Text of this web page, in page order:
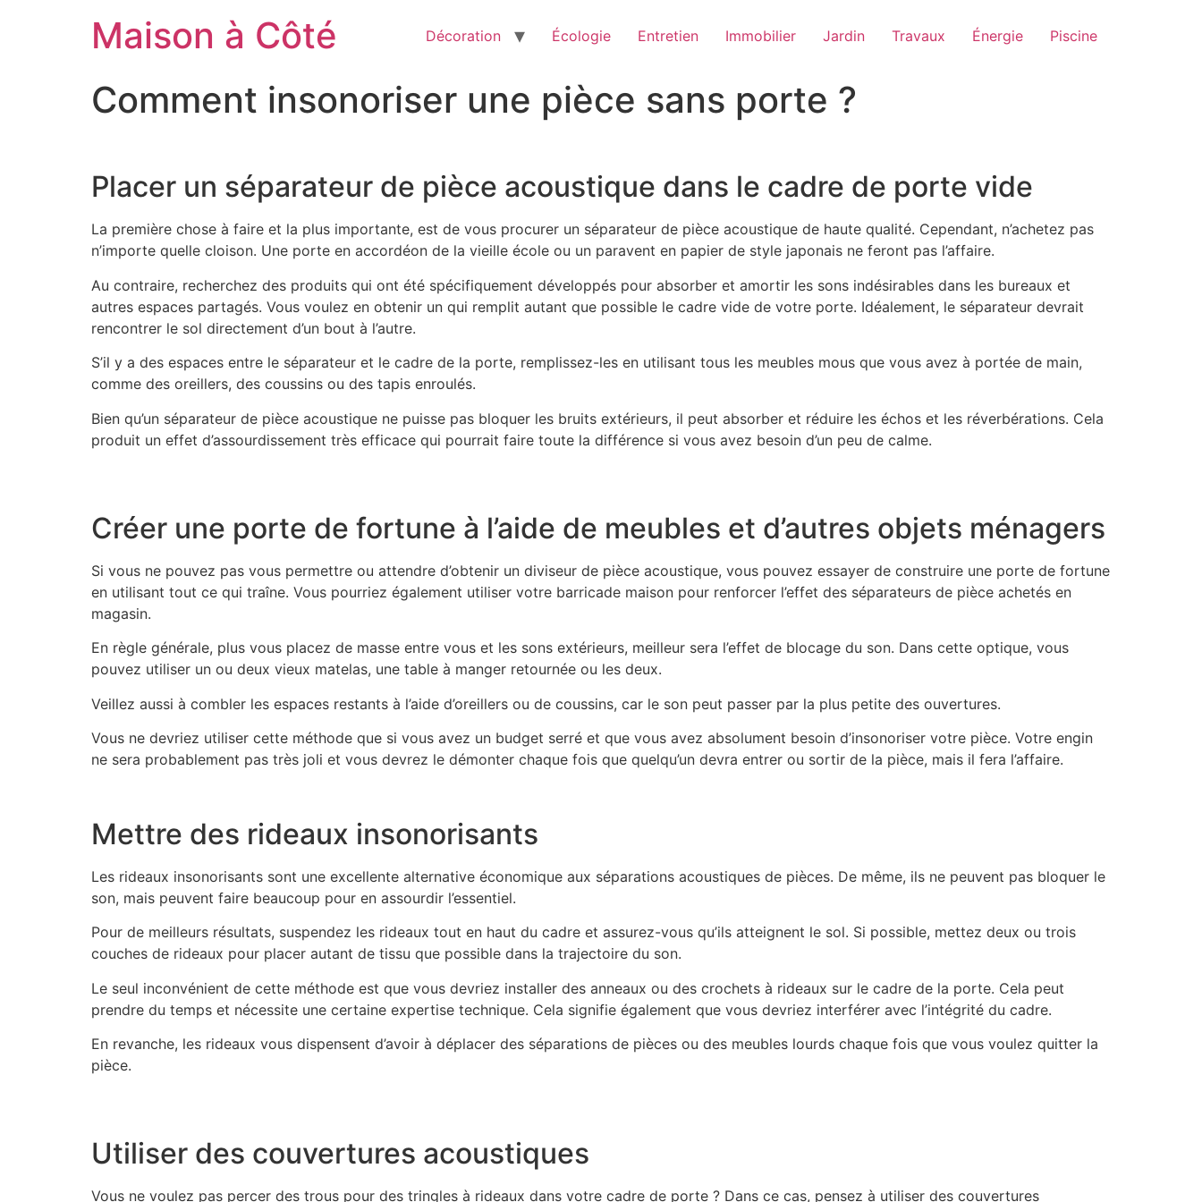
Maison à Côté Décoration Écologie Entretien Immobilier Jardin Travaux Énergie Piscine
Comment insonoriser une pièce sans porte ?
Placer un séparateur de pièce acoustique dans le cadre de porte vide
La première chose à faire et la plus importante, est de vous procurer un séparateur de pièce acoustique de haute qualité. Cependant, n’achetez pas
n’importe quelle cloison. Une porte en accordéon de la vieille école ou un paravent en papier de style japonais ne feront pas l’affaire.
Au contraire, recherchez des produits qui ont été spécifiquement développés pour absorber et amortir les sons indésirables dans les bureaux et
autres espaces partagés. Vous voulez en obtenir un qui remplit autant que possible le cadre vide de votre porte. Idéalement, le séparateur devrait
rencontrer le sol directement d’un bout à l’autre.
S’il y a des espaces entre le séparateur et le cadre de la porte, remplissez-les en utilisant tous les meubles mous que vous avez à portée de main,
comme des oreillers, des coussins ou des tapis enroulés.
Bien qu’un séparateur de pièce acoustique ne puisse pas bloquer les bruits extérieurs, il peut absorber et réduire les échos et les réverbérations. Cela
produit un effet d’assourdissement très efficace qui pourrait faire toute la différence si vous avez besoin d’un peu de calme.
Créer une porte de fortune à l’aide de meubles et d’autres objets ménagers
Si vous ne pouvez pas vous permettre ou attendre d’obtenir un diviseur de pièce acoustique, vous pouvez essayer de construire une porte de fortune
en utilisant tout ce qui traîne. Vous pourriez également utiliser votre barricade maison pour renforcer l’effet des séparateurs de pièce achetés en
magasin.
En règle générale, plus vous placez de masse entre vous et les sons extérieurs, meilleur sera l’effet de blocage du son. Dans cette optique, vous
pouvez utiliser un ou deux vieux matelas, une table à manger retournée ou les deux.
Veillez aussi à combler les espaces restants à l’aide d’oreillers ou de coussins, car le son peut passer par la plus petite des ouvertures.
Vous ne devriez utiliser cette méthode que si vous avez un budget serré et que vous avez absolument besoin d’insonoriser votre pièce. Votre engin
ne sera probablement pas très joli et vous devrez le démonter chaque fois que quelqu’un devra entrer ou sortir de la pièce, mais il fera l’affaire.
Mettre des rideaux insonorisants
Les rideaux insonorisants sont une excellente alternative économique aux séparations acoustiques de pièces. De même, ils ne peuvent pas bloquer le
son, mais peuvent faire beaucoup pour en assourdir l’essentiel.
Pour de meilleurs résultats, suspendez les rideaux tout en haut du cadre et assurez-vous qu’ils atteignent le sol. Si possible, mettez deux ou trois
couches de rideaux pour placer autant de tissu que possible dans la trajectoire du son.
Le seul inconvénient de cette méthode est que vous devriez installer des anneaux ou des crochets à rideaux sur le cadre de la porte. Cela peut
prendre du temps et nécessite une certaine expertise technique. Cela signifie également que vous devriez interférer avec l’intégrité du cadre.
En revanche, les rideaux vous dispensent d’avoir à déplacer des séparations de pièces ou des meubles lourds chaque fois que vous voulez quitter la
pièce.
Utiliser des couvertures acoustiques
Vous ne voulez pas percer des trous pour des tringles à rideaux dans votre cadre de porte ? Dans ce cas, pensez à utiliser des couvertures